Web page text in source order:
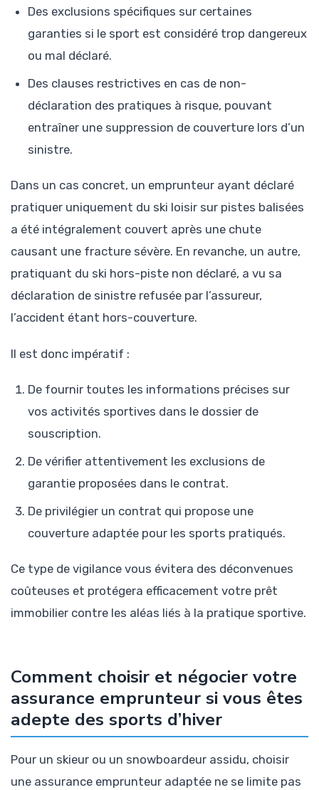
Des exclusions spécifiques sur certaines
garanties si le sport est considéré trop dangereux
ou mal déclaré.
Des clauses restrictives en cas de non-
déclaration des pratiques à risque, pouvant
entraîner une suppression de couverture lors d’un
sinistre.
Dans un cas concret, un emprunteur ayant déclaré
pratiquer uniquement du ski loisir sur pistes balisées
a été intégralement couvert après une chute
causant une fracture sévère. En revanche, un autre,
pratiquant du ski hors-piste non déclaré, a vu sa
déclaration de sinistre refusée par l’assureur,
l’accident étant hors-couverture.
Il est donc impératif :
De fournir toutes les informations précises sur
vos activités sportives dans le dossier de
souscription.
De vérifier attentivement les exclusions de
garantie proposées dans le contrat.
De privilégier un contrat qui propose une
couverture adaptée pour les sports pratiqués.
Ce type de vigilance vous évitera des déconvenues
coûteuses et protégera efficacement votre prêt
immobilier contre les aléas liés à la pratique sportive.
Comment choisir et négocier votre
assurance emprunteur si vous êtes
adepte des sports d’hiver
Pour un skieur ou un snowboardeur assidu, choisir
une assurance emprunteur adaptée ne se limite pas